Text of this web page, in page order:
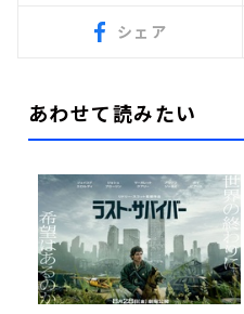
シェア
あわせて読みたい